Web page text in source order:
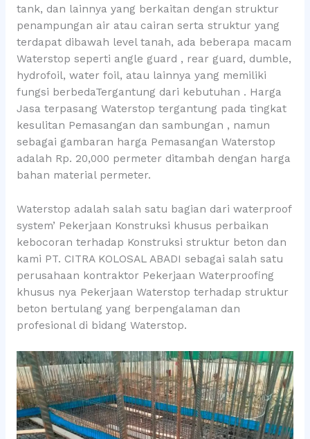
tank, dan lainnya yang berkaitan dengan struktur
penampungan air atau cairan serta struktur yang
terdapat dibawah level tanah, ada beberapa macam
Waterstop seperti angle guard , rear guard, dumble,
hydrofoil, water foil, atau lainnya yang memiliki
fungsi berbedaTergantung dari kebutuhan . Harga
Jasa terpasang Waterstop tergantung pada tingkat
kesulitan Pemasangan dan sambungan , namun
sebagai gambaran harga Pemasangan Waterstop
adalah Rp. 20,000 permeter ditambah dengan harga
bahan material permeter.
Waterstop adalah salah satu bagian dari waterproof
system’ Pekerjaan Konstruksi khusus perbaikan
kebocoran terhadap Konstruksi struktur beton dan
kami PT. CITRA KOLOSAL ABADI sebagai salah satu
perusahaan kontraktor Pekerjaan Waterproofing
khusus nya Pekerjaan Waterstop terhadap struktur
beton bertulang yang berpengalaman dan
profesional di bidang Waterstop.